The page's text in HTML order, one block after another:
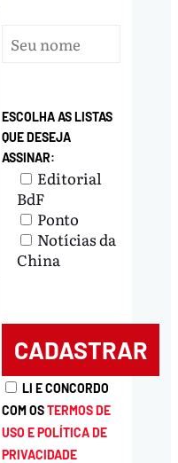
ESCOLHA AS LISTAS
QUE DESEJA
ASSINAR:
Editorial
BdF
Ponto
Notícias da
China
LI E CONCORDO
COM OSTERMOS DE
USO E POLÍTICA DE
PRIVACIDADE